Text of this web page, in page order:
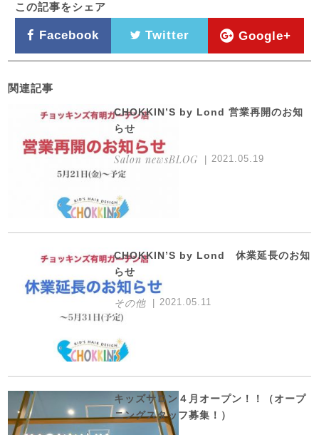
この記事をシェア
Facebook Twitter Google+
関連記事
CHOKKIN’S by Lond 営業再開のお知
らせ
Salon newsBLOG 2021.05.19
CHOKKIN’S by Lond 休業延長のお知
らせ
その他 2021.05.11
キッズサロン４月オープン！！（オープ
ニングスタッフ募集！）